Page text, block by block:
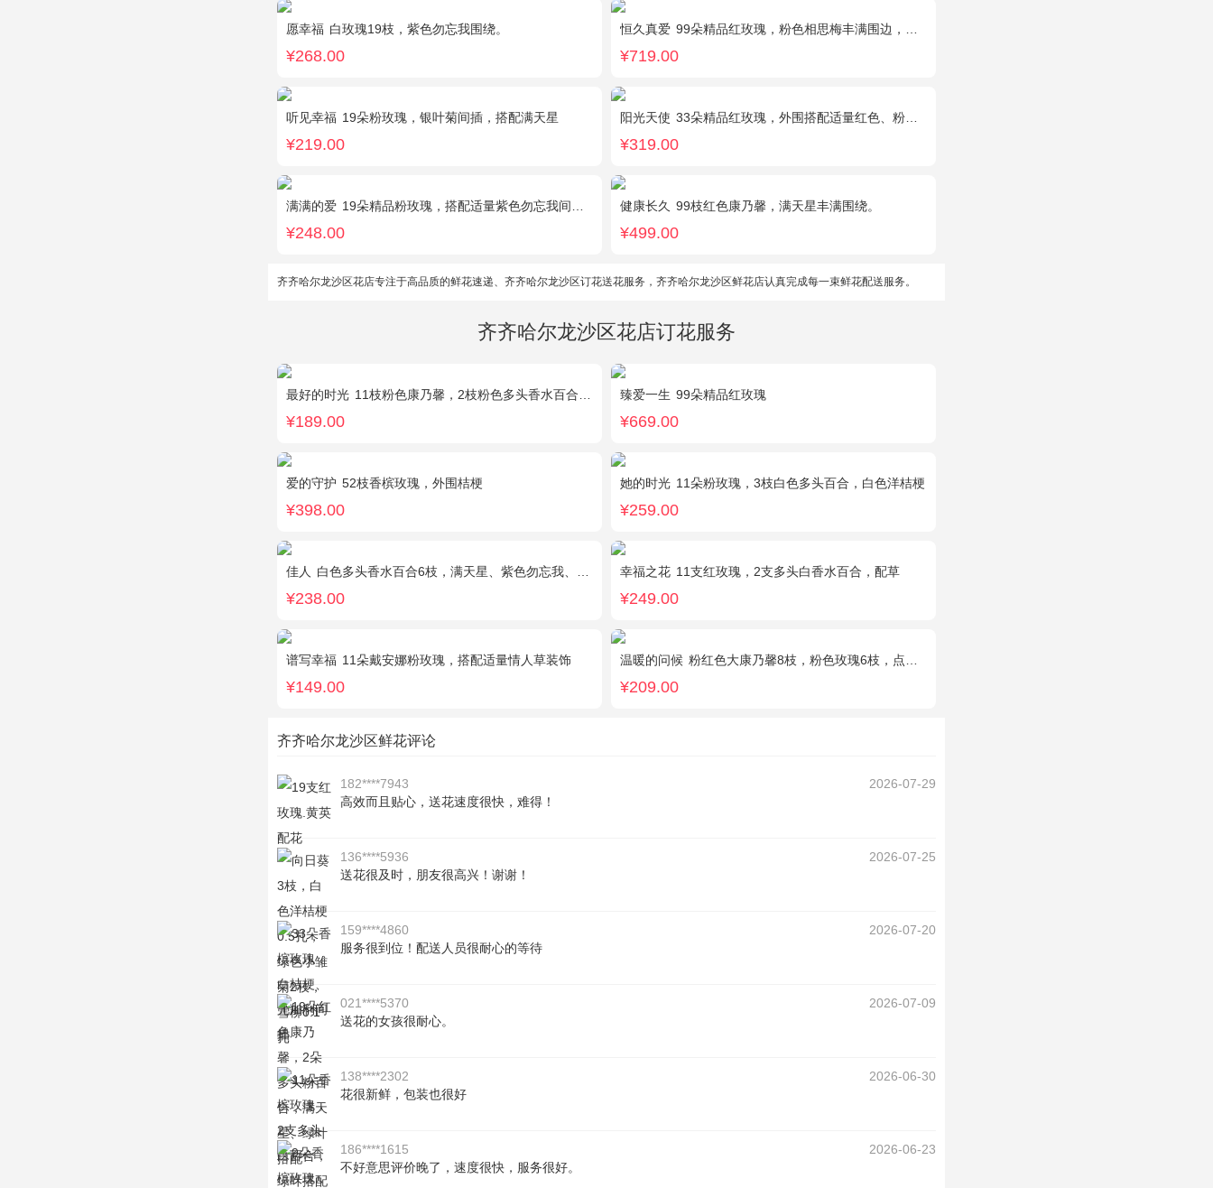
愿幸福 白玫瑰19枝，紫色勿忘我围绕。
¥268.00
恒久真爱 99朵精品红玫瑰，粉色相思梅丰满围边，搭配皇冠、黑色缎带装饰
¥719.00
听见幸福 19朵粉玫瑰，银叶菊间插，搭配满天星
¥219.00
阳光天使 33朵精品红玫瑰，外围搭配适量红色、粉色、白色石竹梅。
¥319.00
满满的爱 19朵精品粉玫瑰，搭配适量紫色勿忘我间插。
¥248.00
健康长久 99枝红色康乃馨，满天星丰满围绕。
¥499.00
齐齐哈尔龙沙区花店专注于高品质的鲜花速递、齐齐哈尔龙沙区订花送花服务，齐齐哈尔龙沙区鲜花店认真完成每一束鲜花配送服务。
齐齐哈尔龙沙区花店订花服务
最好的时光 11枝粉色康乃馨，2枝粉色多头香水百合，栀子叶适量
¥189.00
臻爱一生 99朵精品红玫瑰
¥669.00
爱的守护 52枝香槟玫瑰，外围桔梗
¥398.00
她的时光 11朵粉玫瑰，3枝白色多头百合，白色洋桔梗
¥259.00
佳人 白色多头香水百合6枝，满天星、紫色勿忘我、绿叶丰满
¥238.00
幸福之花 11支红玫瑰，2支多头白香水百合，配草
¥249.00
谱写幸福 11朵戴安娜粉玫瑰，搭配适量情人草装饰
¥149.00
温暖的问候 粉红色大康乃馨8枝，粉色玫瑰6枝，点缀适量黄莺、深山樱和绿叶。
¥209.00
齐齐哈尔龙沙区鲜花评论
182****7943
2026-07-29
高效而且贴心，送花速度很快，难得！
136****5936
2026-07-25
送花很及时，朋友很高兴！谢谢！
159****4860
2026-07-20
服务很到位！配送人员很耐心的等待
021****5370
2026-07-09
送花的女孩很耐心。
138****2302
2026-06-30
花很新鲜，包装也很好
186****1615
2026-06-23
不好意思评价晚了，速度很快，服务很好。